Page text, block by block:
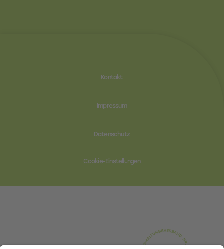
Kontakt
Impressum
Datenschutz
Cookie-Einstellungen